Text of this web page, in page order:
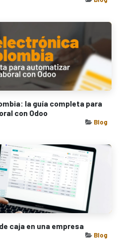
la guía completa para
con Odoo
Blog
caja en una empresa
Blog